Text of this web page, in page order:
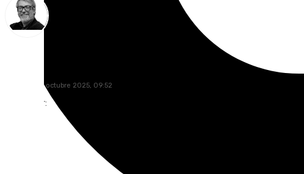
miércoles, 1 octubre 2025, 09:52
Compartir: